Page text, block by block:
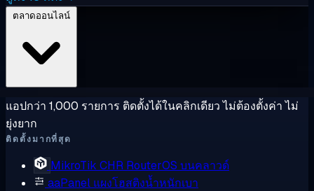
แอปกว่า 1,000 รายการ ติดตั้งได้ในคลิกเดียว ไม่ต้องตั้งค่า ไม่
ยุ่งยาก
ติดตั้งมากที่สุด
MikroTik CHR RouterOS บนคลาวด์
aaPanel แผงโฮสติงน้ำหนักเบา